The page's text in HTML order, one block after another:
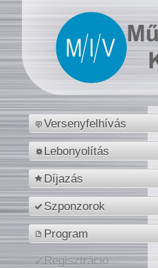
Versenyfelhívás
Lebonyolítás
Díjazás
Szponzorok
Program
Regisztráció